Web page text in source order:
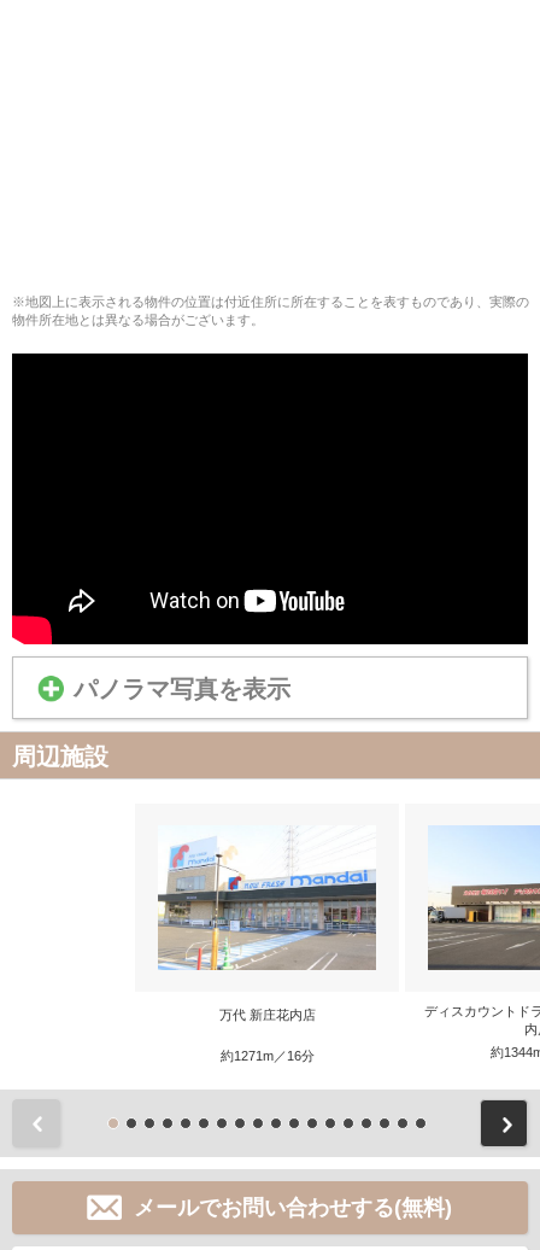
※地図上に表示される物件の位置は付近住所に所在することを表すものであり、実際の
物件所在地とは異なる場合がございます。
パノラマ写真を表示
周辺施設
万代 新庄花内店
約1271m／16分
ディスカウントド
内
約
メールでお問い合わせする(無料)